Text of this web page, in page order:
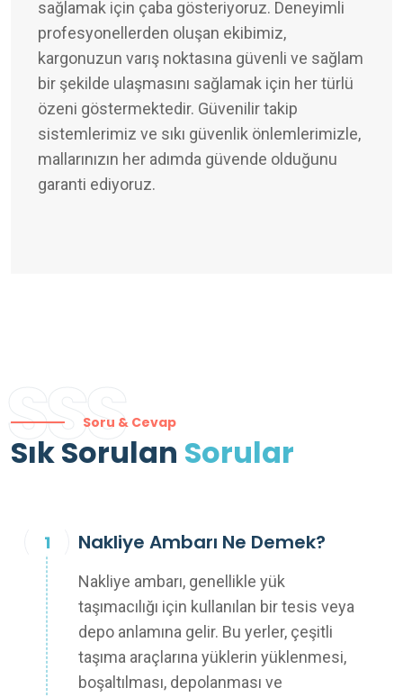
sağlamak için çaba gösteriyoruz. Deneyimli
profesyonellerden oluşan ekibimiz,
kargonuzun varış noktasına güvenli ve sağlam
bir şekilde ulaşmasını sağlamak için her türlü
özeni göstermektedir. Güvenilir takip
sistemlerimiz ve sıkı güvenlik önlemlerimizle,
mallarınızın her adımda güvende olduğunu
garanti ediyoruz.
SSSSoru & Cevap
Sık Sorulan Sorular
Nakliye Ambarı Ne Demek?
Nakliye ambarı, genellikle yük
taşımacılığı için kullanılan bir tesis veya
depo anlamına gelir. Bu yerler, çeşitli
taşıma araçlarına yüklerin yüklenmesi,
boşaltılması, depolanması ve